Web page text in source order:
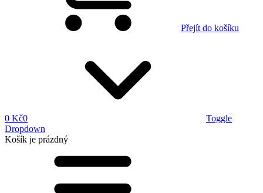
Přejít do košíku
0 Kč0
Toggle
Dropdown
Košík je prázdný